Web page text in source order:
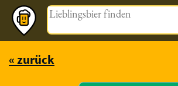
Magazin
« zurück